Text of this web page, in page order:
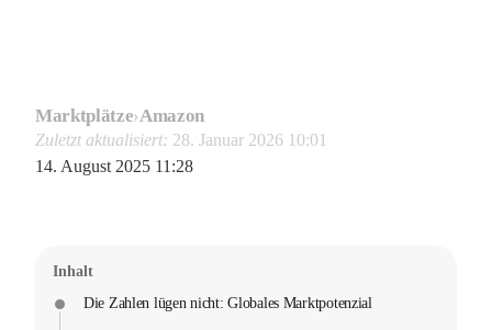
Marktplätze›Amazon
Zuletzt aktualisiert: 28. Januar 2026 10:01
14. August 2025 11:28
Inhalt
Die Zahlen lügen nicht: Globales Marktpotenzial